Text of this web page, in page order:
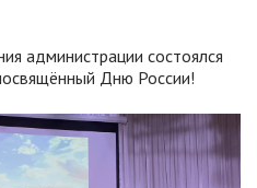
администрации состоялся
Дню России!